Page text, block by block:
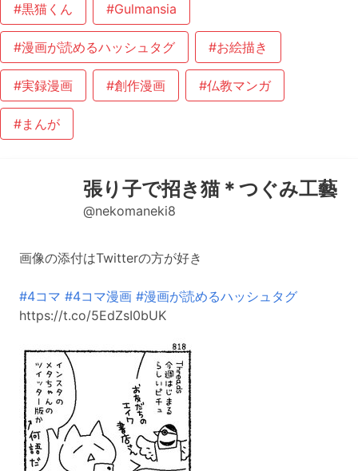
#黒猫くん #Gulmansia
#漫画が読めるハッシュタグ #お絵描き
#実録漫画 #創作漫画 #仏教マンガ
#まんが
張り子で招き猫＊つぐみ工藝
@nekomaneki8
画像の添付はTwitterの方が好き
#4コマ #4コマ漫画 #漫画が読めるハッシュタグ
https://t.co/5EdZsI0bUK